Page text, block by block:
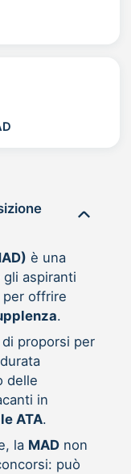
è una
gli aspiranti
per offrire
.
proporsi per
delle
in
ATA.
la MADnon
può